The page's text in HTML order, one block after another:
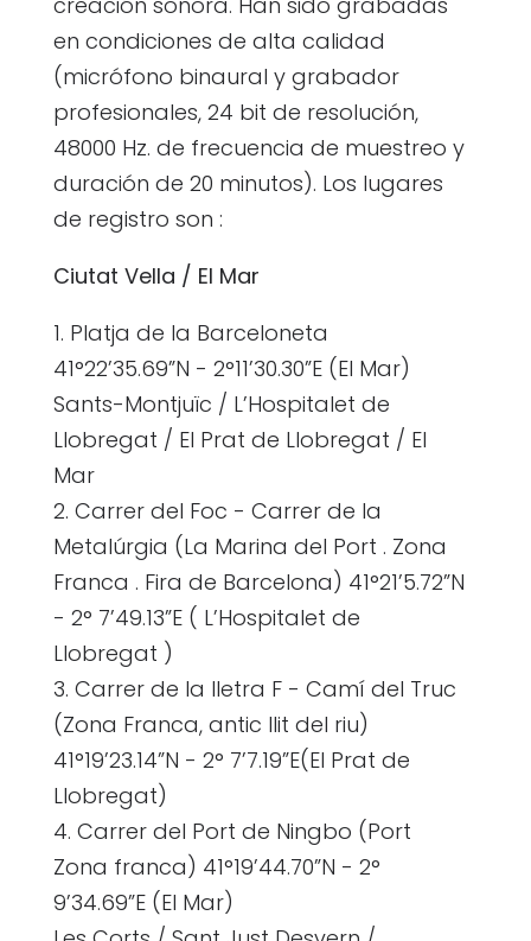
en condiciones de alta calidad
(micrófono binaural y grabador
profesionales, 24 bit de resolución,
48000 Hz. de frecuencia de muestreo y
duración de 20 minutos). Los lugares
de registro son :
Ciutat Vella / El Mar
1. Platja de la Barceloneta
41°22’35.69”N - 2°11’30.30”E (El Mar)
Sants-Montjuïc / L’Hospitalet de
Llobregat / El Prat de Llobregat / El
Mar
2. Carrer del Foc - Carrer de la
Metalúrgia (La Marina del Port . Zona
Franca . Fira de Barcelona) 41°21’5.72”N
- 2° 7’49.13”E ( L’Hospitalet de
Llobregat )
3. Carrer de la lletra F - Camí del Truc
(Zona Franca, antic llit del riu)
41°19’23.14”N - 2° 7’7.19”E(El Prat de
Llobregat)
4. Carrer del Port de Ningbo (Port
Zona franca) 41°19’44.70”N - 2°
9’34.69”E (El Mar)